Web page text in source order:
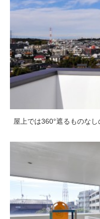
屋上では360°遮るものな